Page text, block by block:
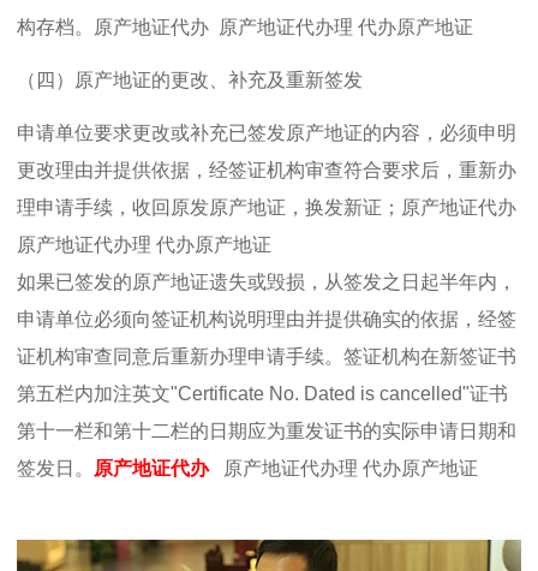
构存档。原产地证代办 原产地证代办理 代办原产地证
（四）原产地证的更改、补充及重新签发
申请单位要求更改或补充已签发原产地证的内容，必须申明
更改理由并提供依据，经签证机构审查符合要求后，重新办
理申请手续，收回原发原产地证，换发新证；原产地证代办
原产地证代办理 代办原产地证
如果已签发的原产地证遗失或毁损，从签发之日起半年内，
申请单位必须向签证机构说明理由并提供确实的依据，经签
证机构审查同意后重新办理申请手续。签证机构在新签证书
第五栏内加注英文"Certificate No. Dated is cancelled"证书
第十一栏和第十二栏的日期应为重发证书的实际申请日期和
签发日。
原产地证代办 原产地证代办理 代办原产地证